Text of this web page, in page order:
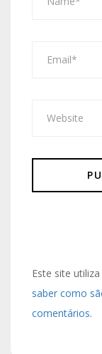
Este site
saber como
comentários.